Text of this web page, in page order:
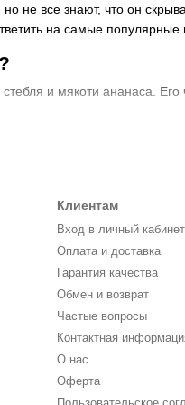
не все знают, что он
на самые популярные
и мякоти ананаса. Его
ассоциируется с
могут безопасно
крови.
зависит от цели
Клиентам
Вход в личный кабинет
Оплата и доставка
Гарантия качества
Обмен и возврат
Частые вопросы
Контактная
О нас
Оферта